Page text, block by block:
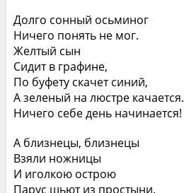
Долго сонный осьминог
Ничего понять не мог.
Желтый сын
Сидит в графине,
По буфету скачет синий,
А зеленый на люстре качается.
Ничего себе день начинается!
А близнецы, близнецы
Взяли ножницы
И иголкою острою
Парус шьют из простыни.